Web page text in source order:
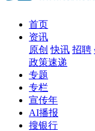
首页
资讯
原创 快讯 招聘
政策速递
专题
专栏
宣传年
AI播报
搜银行